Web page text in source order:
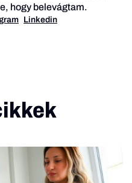
hogy belevágtam.
Linkedin